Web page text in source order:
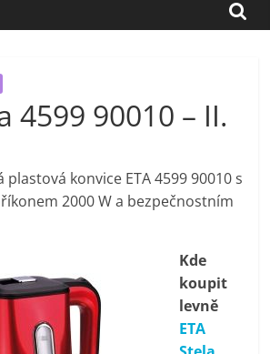
4599 90010 – II.
konvice ETA 4599 90010 s
2000 W a bezpečnostním
Kde
koupit
levně
ETA